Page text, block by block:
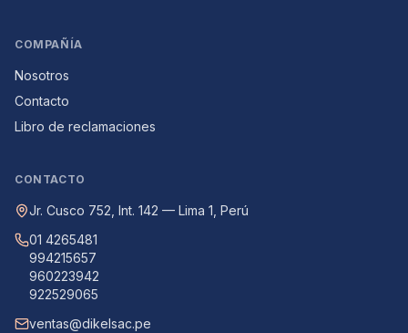
COMPAÑÍA
Nosotros
Contacto
Libro de reclamaciones
CONTACTO
Jr. Cusco 752, Int. 142 — Lima 1, Perú
01 4265481
994215657
960223942
922529065
ventas@dikelsac.pe